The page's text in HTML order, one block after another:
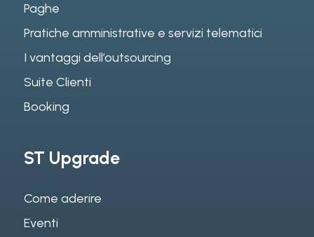
Paghe
Pratiche amministrative e servizi telematici
I vantaggi dell’outsourcing
Suite Clienti
Booking
ST Upgrade
Come aderire
Eventi